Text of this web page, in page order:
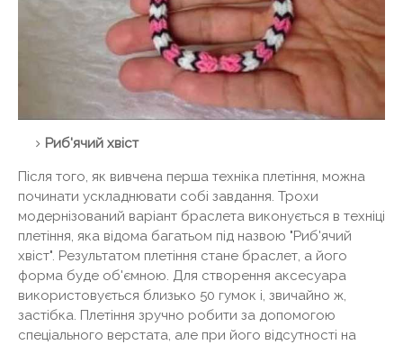
Риб'ячий хвіст
Після того, як вивчена перша техніка плетіння, можна
починати ускладнювати собі завдання. Трохи
модернізований варіант браслета виконується в техніці
плетіння, яка відома багатьом під назвою "Риб'ячий
хвіст". Результатом плетіння стане браслет, а його
форма буде об'ємною. Для створення аксесуара
використовується близько 50 гумок і, звичайно ж,
застібка. Плетіння зручно робити за допомогою
спеціального верстата, але при його відсутності на